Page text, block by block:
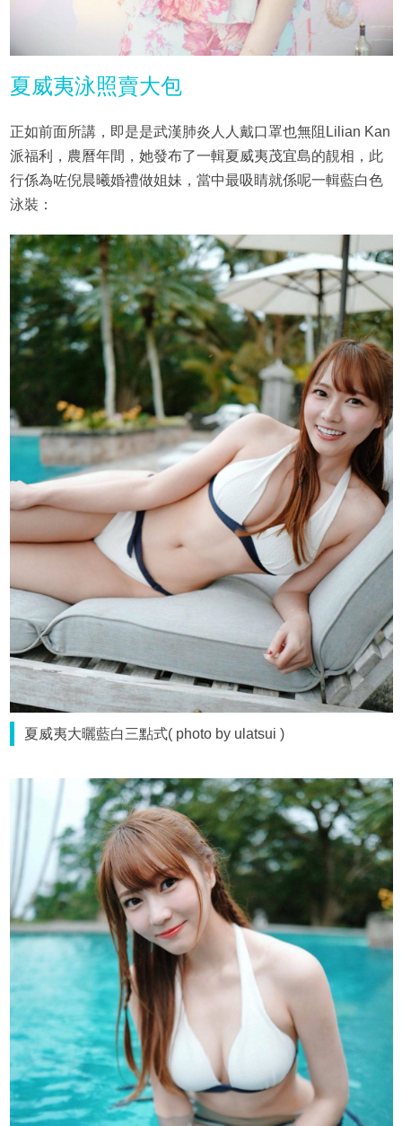
夏威夷泳照賣大包
正如前面所講，即是是武漢肺炎人人戴口罩也無阻Lilian Kan
派福利，農曆年間，她發布了一輯夏威夷茂宜島的靚相，此
行係為咗倪晨曦婚禮做姐妹，當中最吸睛就係呢一輯藍白色
泳裝：
夏威夷大曬藍白三點式( photo by ulatsui )